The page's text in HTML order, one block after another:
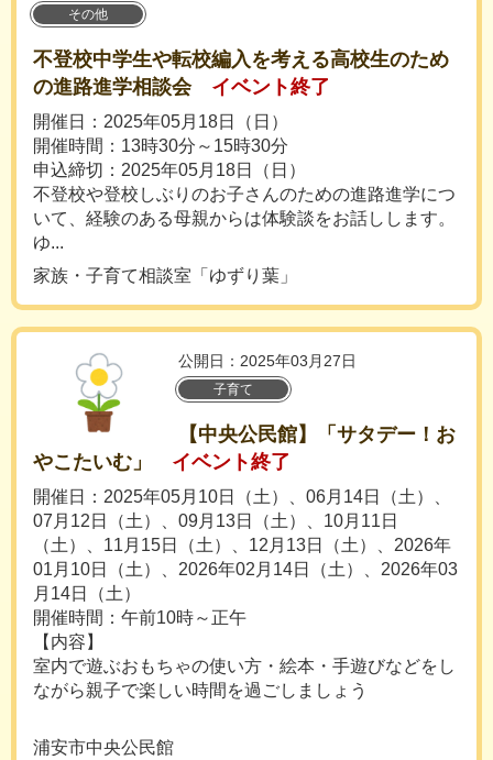
その他
不登校中学生や転校編入を考える高校生のため
の進路進学相談会
イベント終了
開催日：2025年05月18日（日）
開催時間：13時30分～15時30分
申込締切：2025年05月18日（日）
不登校や登校しぶりのお子さんのための進路進学につ
いて、経験のある母親からは体験談をお話しします。
ゆ...
家族・子育て相談室「ゆずり葉」
公開日：2025年03月27日
子育て
【中央公民館】「サタデー！お
やこたいむ」
イベント終了
開催日：2025年05月10日（土）、06月14日（土）、
07月12日（土）、09月13日（土）、10月11日
（土）、11月15日（土）、12月13日（土）、2026年
01月10日（土）、2026年02月14日（土）、2026年03
月14日（土）
開催時間：午前10時～正午
【内容】
室内で遊ぶおもちゃの使い方・絵本・手遊びなどをし
ながら親子で楽しい時間を過ごしましょう
浦安市中央公民館